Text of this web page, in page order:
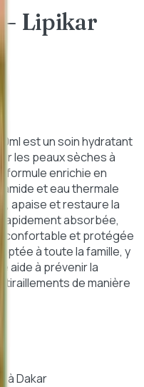
– Lipikar
est un soin hydratant
les peaux sèches à
formule enrichie en
et eau thermale
apaise et restaure la
absorbée,
confortable et protégée
à toute la famille, y
aide à prévenir la
de manière
à Dakar